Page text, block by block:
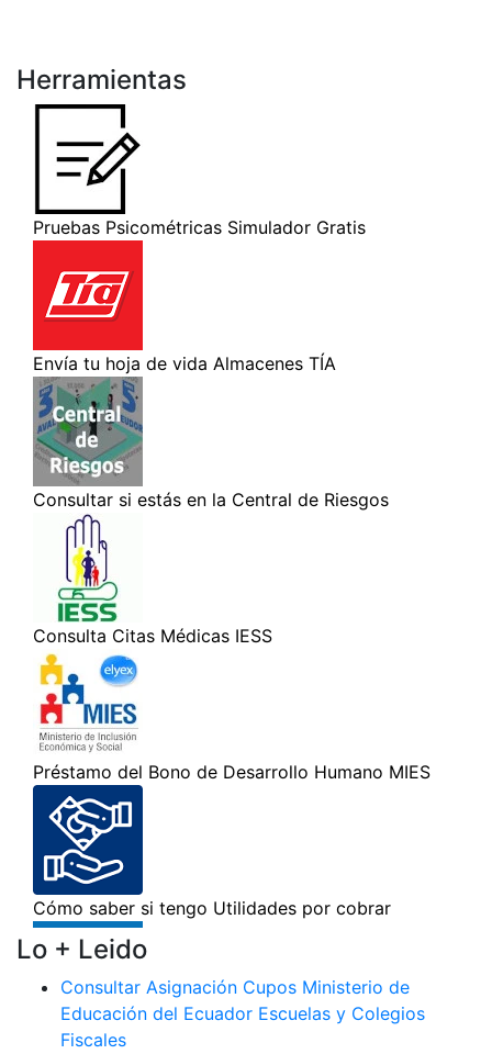
Herramientas
Lo + Leido
Consultar Asignación Cupos Ministerio de
Educación del Ecuador Escuelas y Colegios
Fiscales